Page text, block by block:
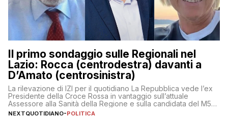
Il primo sondaggio sulle Regionali nel
Lazio: Rocca (centrodestra) davanti a
D’Amato (centrosinistra)
La rilevazione di IZI per il quotidiano La Repubblica vede l’ex
Presidente della Croce Rossa in vantaggio sull’attuale
Assessore alla Sanità della Regione e sulla candidata del M5S
Donatella Bianchi
NEXTQUOTIDIANO-POLITICA